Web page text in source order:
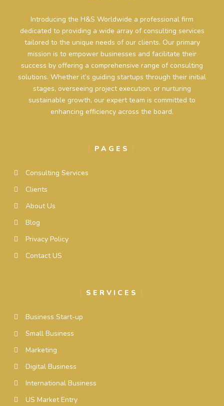
Introducing the H&S Worldwide a professional firm
dedicated to providing a wide array of consulting services
tailored to the unique needs of our clients. Our primary
mission is to empower businesses and facilitate their
success by offering a comprehensive range of consulting
solutions. Whether it’s guiding startups through their initial
stages, overseeing project execution, or nurturing
sustainable growth, our expert team is committed to
enhancing efficiency across the board.
PAGES
Consulting Services
Clients
About Us
Blog
Privacy Policy
Contact US
SERVICES
Business Start-up
Small Business
Marketing
Digital Business
International Business
US Market Entry